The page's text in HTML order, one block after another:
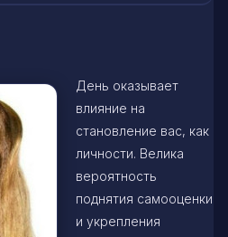
День оказывает
влияние на
становление вас, как
личности. Велика
вероятность
поднятия самооценки
и укрепления